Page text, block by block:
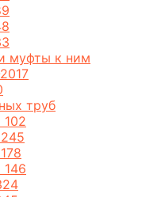
муфты к ним
труб